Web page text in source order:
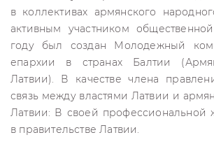
в коллективах армянского
активным участником
году был создан Молодежный
епархии в странах Балтии
Латвии). В качестве члена
связь между властями Латвии и
Латвии: В своей профессиональной
в правительстве Латвии.